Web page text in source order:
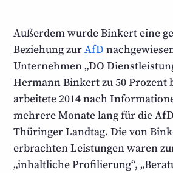
Außerdem wurde Binkert eine
Beziehung zurAfD
Unternehmen „DO
Hermann Binkert zu 50 Prozent
arbeitete 2014 nach
mehrere Monate lang für die
Thüringer Landtag. Die von
erbrachten Leistungen waren
„inhaltliche Profilierung“,